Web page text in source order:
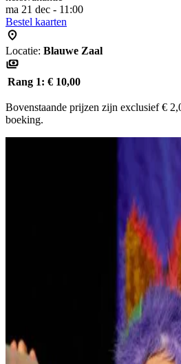
ma 21 dec - 11:00
Bestel kaarten
Locatie: Blauwe Zaal
Rang 1: € 10,00
Bovenstaande prijzen zijn exclusief €
boeking.